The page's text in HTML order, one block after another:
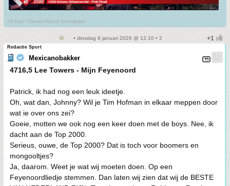
All Day I Dream About Stemlijsten
• dinsdag 6 januari 2026 @ 12:10 • 2
Redactie Sport
Mexicanobakker
4716,5 Lee Towers - Mijn Feyenoord
Patrick, ik had nog een leuk ideetje.
Oh, wat dan, Johnny? Wil je Tim Hofman in elkaar meppen door
wat ie over ons zei?
Goeie, motten we ook nog een keer doen met de boys. Nee, ik
dacht aan de Top 2000.
Serieus, ouwe, de Top 2000? Dat is toch voor boomers en
mongooltjes?
Ja, daarom. Weet je wat wij moeten doen. Op een
Feyenoordliedje stemmen. Dan laten wij zien dat wij de BESTE